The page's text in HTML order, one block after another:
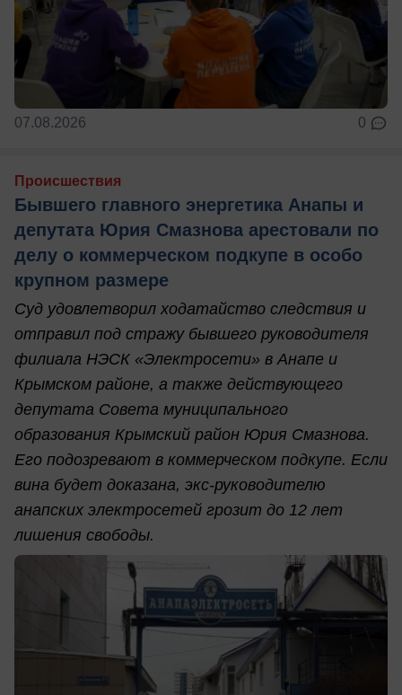
07.08.2026 0
Происшествия
Бывшего главного энергетика Анапы и
депутата Юрия Смазнова арестовали по
делу о коммерческом подкупе в особо
крупном размере
Суд удовлетворил ходатайство следствия и
отправил под стражу бывшего руководителя
филиала НЭСК «Электросети» в Анапе и
Крымском районе, а также действующего
депутата Совета муниципального
образования Крымский район Юрия Смазнова.
Его подозревают в коммерческом подкупе. Если
вина будет доказана, экс-руководителю
анапских электросетей грозит до 12 лет
лишения свободы.